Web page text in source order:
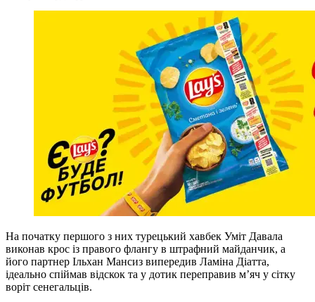
На початку першого з них турецький хавбек Уміт Давала
виконав крос із правого флангу в штрафний майданчик, а
його партнер Ільхан Мансиз випередив Ламіна Діатта,
ідеально спіймав відскок та у дотик переправив м’яч у сітку
воріт сенегальців.